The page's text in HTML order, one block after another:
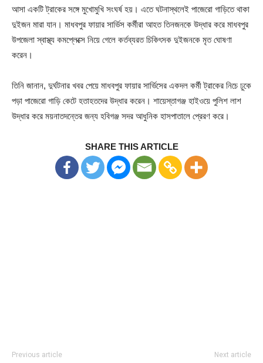
আসা একটি ট্রাকের সঙ্গে মুখোমুখি সংঘর্ষ হয়। এতে ঘটনাস্থলেই পাজেরো গাড়িতে থাকা
দুইজন মারা যান। মাধবপুর ফায়ার সার্ভিস কর্মীরা আহত তিনজনকে উদ্ধার করে মাধবপুর
উপজেলা স্বাস্থ্য কমপ্লেক্সে নিয়ে গেলে কর্তব্যরত চিকিৎসক দুইজনকে মৃত ঘোষণা
করেন।
তিনি জানান, দুর্ঘটনার খবর পেয়ে মাধবপুর ফায়ার সার্ভিসের একদল কর্মী ট্রাকের নিচে ঢুকে
পড়া পাজেরো গাড়ি কেটে হতাহতদের উদ্ধার করেন। শায়েস্তাগঞ্জ হাইওয়ে পুলিশ লাশ
উদ্ধার করে ময়নাতদন্তের জন্য হবিগঞ্জ সদর আধুনিক হাসপাতালে প্রেরণ করে।
SHARE THIS ARTICLE
Previous article Next article